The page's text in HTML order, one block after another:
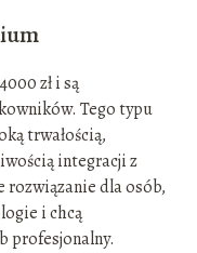
zł i są
Tego typu
trwałością,
integracji z
dla osób,
i chcą
profesjonalny.